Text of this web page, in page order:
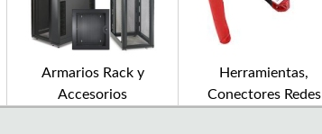
Armarios Rack y
Accesorios
Herramientas,
Conectores Redes